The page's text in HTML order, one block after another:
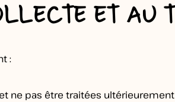
ET AU
:
ne pas être traitées